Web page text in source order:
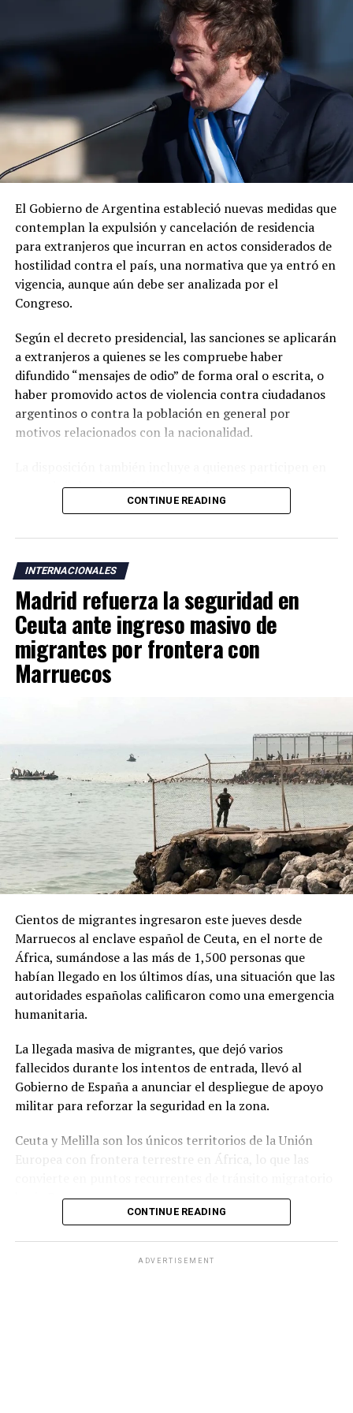
ADVERTISEMENT
«Envía otro mensaje claro: los delincuentes no tienen
dónde esconderse», expresó el diplomático, quien
desmantelar los cárteles y llevar ante la justicia a los
responsables de delitos violentos continúa dando
resultados.
El Gobierno de Argentina estableció nuevas medidas que
contemplan la expulsión y cancelación de residencia
para extranjeros que incurran en actos considerados de
hostilidad contra el país, una normativa que ya entró en
vigencia, aunque aún debe ser analizada por el
Congreso.
Según el decreto presidencial, las sanciones se aplicarán
a extranjeros a quienes se les compruebe haber
difundido “mensajes de odio” de forma oral o escrita, o
haber promovido actos de violencia contra ciudadanos
argentinos o contra la población en general por
motivos relacionados con la nacionalidad.
actos de “ultraje” a símbolos patrios argentinos o
incentiven la realización de acciones contempladas
Argentina mantiene una larga tradición migratoria y su
Constitución garantiza a los residentes derechos civiles,
además del acceso a servicios como salud, educación y
vivienda bajo determinadas condiciones legales.
La medida fue anunciada después de que el presidente
Javier Milei denunciara la existencia de una supuesta
“campaña antiargentina”, señalamiento para el cual no
como al Partido Demócrata de Estados Unidos.
ADVERTISEMENT
responde a “recientes manifestaciones de hostilidad
contra la República Argentina y los argentinos”, y
afirmaron que “quien ataque a la República Argentina
no es bienvenido en nuestro país”.
La normativa deberá ahora pasar por la revisión del
su continuidad.
CONTINUE READING
INTERNACIONALES
Madrid refuerza la seguridad en
Ceuta ante ingreso masivo de
migrantes por frontera con
Marruecos
Cientos de migrantes ingresaron este jueves desde
Marruecos al enclave español de Ceuta, en el norte de
África, sumándose a las más de 1,500 personas que
habían llegado en los últimos días, una situación que las
autoridades españolas calificaron como una emergencia
humanitaria.
La llegada masiva de migrantes, que dejó varios
fallecidos durante los intentos de entrada, llevó al
Gobierno de España a anunciar el despliegue de apoyo
militar para reforzar la seguridad en la zona.
Ceuta y Melilla son los únicos territorios de la Unión
Europea con frontera terrestre en África, lo que las
hacia Europa.
CONTINUE READING
ADVERTISEMENT